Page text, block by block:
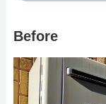
Before